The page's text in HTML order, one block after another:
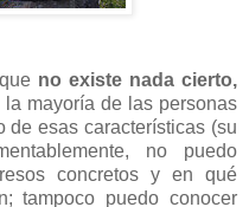
no existe nada cierto,
la mayoría de las personas
de esas características (su
no puedo
concretos y en qué
tampoco puedo conocer